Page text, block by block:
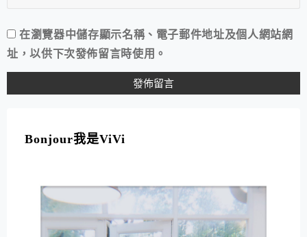
在瀏覽器中儲存顯示名稱、電子郵件地址及個人網站網
址，以供下次發佈留言時使用。
Bonjour我是ViVi